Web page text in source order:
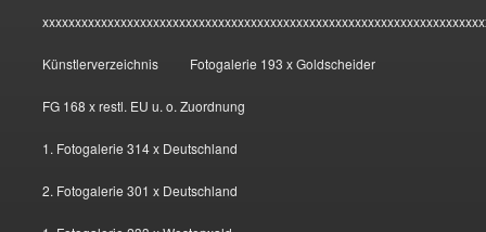
Künstlerverzeichnis Fotogalerie 193 x Goldscheider
FG 168 x restl. EU u. o. Zuordnung
1. Fotogalerie 314 x Deutschland
2. Fotogalerie 301 x Deutschland